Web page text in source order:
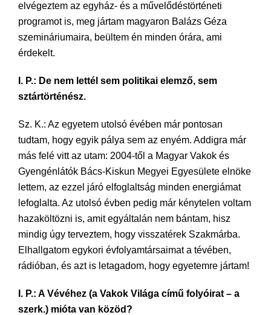
elvégeztem az egyház- és a művelődéstörténeti
programot is, meg jártam magyaron Balázs Géza
szemináriumaira, beültem én minden órára, ami
érdekelt.
I. P.: De nem lettél sem politikai elemző, sem
sztártörténész.
Sz. K.: Az egyetem utolsó évében már pontosan
tudtam, hogy egyik pálya sem az enyém. Addigra már
más felé vitt az utam: 2004-től a Magyar Vakok és
Gyengénlátók Bács-Kiskun Megyei Egyesülete elnöke
lettem, az ezzel járó elfoglaltság minden energiámat
lefoglalta. Az utolsó évben pedig már kénytelen voltam
hazaköltözni is, amit egyáltalán nem bántam, hisz
mindig úgy terveztem, hogy visszatérek Szakmárba.
Elhallgatom egykori évfolyamtársaimat a tévében,
rádióban, és azt is letagadom, hogy egyetemre jártam!
I. P.: A Vévéhez (a Vakok Világa című folyóirat – a
szerk.) mióta van közöd?